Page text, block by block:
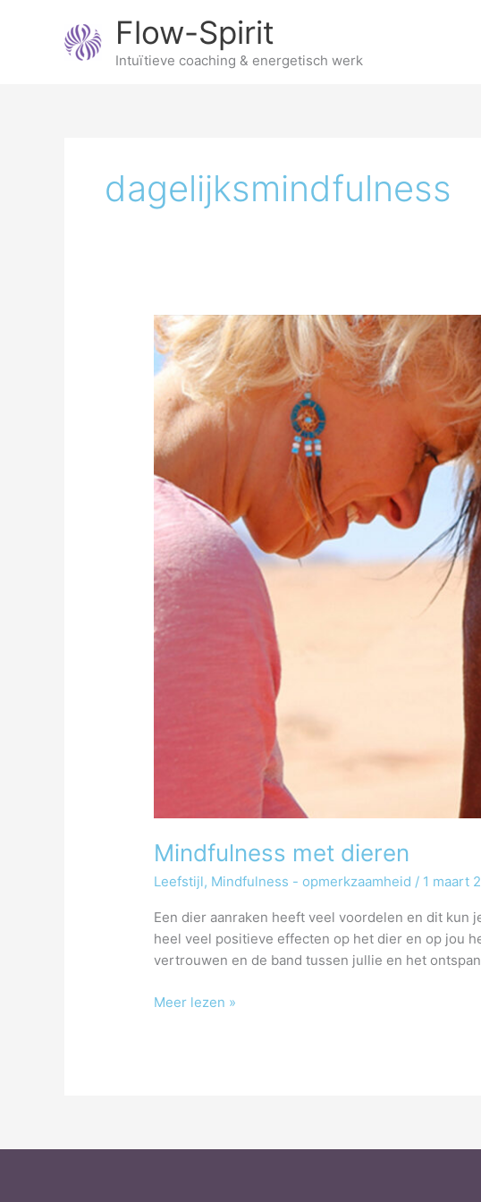
Flow-Spirit
Intuïtieve coaching & energetisch werk
dagelijksmindfulness
Mindfulness met dieren
Leefstijl, Mindfulness - opmerkzaamheid / 1 maart
Een dier aanraken heeft veel voordelen en dit kun
heel veel positieve effecten op het dier en op jou
vertrouwen en de band tussen jullie en het
Mindfulness
met
dieren
Meer lezen »